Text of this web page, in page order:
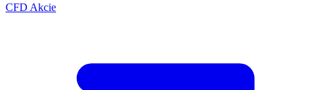
CFD Akcie